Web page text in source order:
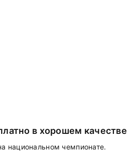
в хорошем качестве
национальном чемпионате.